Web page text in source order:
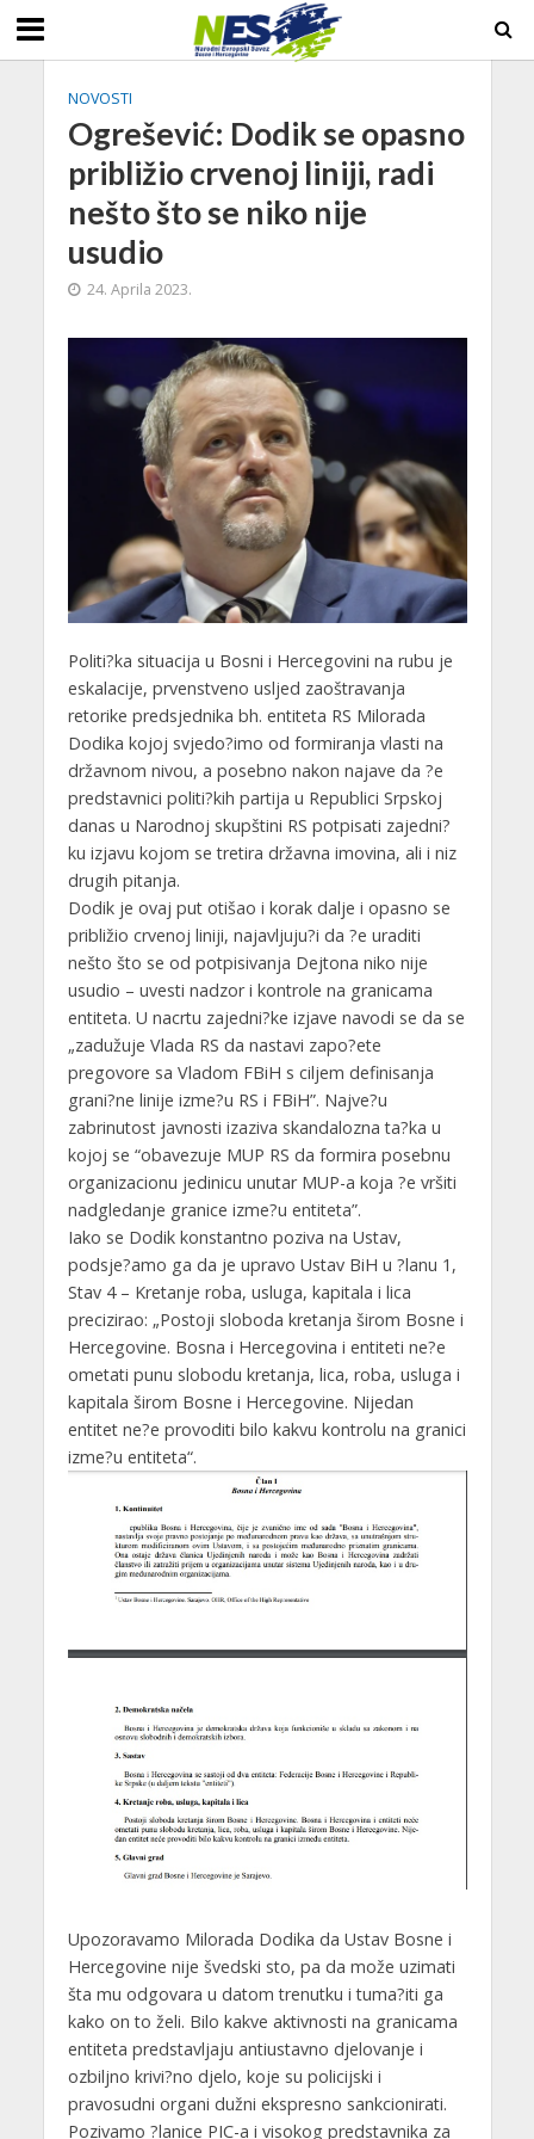
NOVOSTI
Ogrešević: Dodik se opasno
približio crvenoj liniji, radi
nešto što se niko nije
usudio
24. Aprila 2023.
Politi?ka situacija u Bosni i Hercegovini na rubu je
eskalacije, prvenstveno usljed zaoštravanja
retorike predsjednika bh. entiteta RS Milorada
Dodika kojoj svjedo?imo od formiranja vlasti na
državnom nivou, a posebno nakon najave da ?e
predstavnici politi?kih partija u Republici Srpskoj
danas u Narodnoj skupštini RS potpisati zajedni?
ku izjavu kojom se tretira državna imovina, ali i niz
drugih pitanja.
Dodik je ovaj put otišao i korak dalje i opasno se
približio crvenoj liniji, najavljuju?i da ?e uraditi
nešto što se od potpisivanja Dejtona niko nije
usudio – uvesti nadzor i kontrole na granicama
entiteta. U nacrtu zajedni?ke izjave navodi se da se
„zadužuje Vlada RS da nastavi zapo?ete
pregovore sa Vladom FBiH s ciljem definisanja
grani?ne linije izme?u RS i FBiH”. Najve?u
zabrinutost javnosti izaziva skandalozna ta?ka u
kojoj se “obavezuje MUP RS da formira posebnu
organizacionu jedinicu unutar MUP-a koja ?e vršiti
nadgledanje granice izme?u entiteta”.
Iako se Dodik konstantno poziva na Ustav,
podsje?amo ga da je upravo Ustav BiH u ?lanu 1,
Stav 4 – Kretanje roba, usluga, kapitala i lica
precizirao: „Postoji sloboda kretanja širom Bosne i
Hercegovine. Bosna i Hercegovina i entiteti ne?e
ometati punu slobodu kretanja, lica, roba, usluga i
kapitala širom Bosne i Hercegovine. Nijedan
entitet ne?e provoditi bilo kakvu kontrolu na granici
izme?u entiteta“.
Upozoravamo Milorada Dodika da Ustav Bosne i
Hercegovine nije švedski sto, pa da može uzimati
šta mu odgovara u datom trenutku i tuma?iti ga
kako on to želi. Bilo kakve aktivnosti na granicama
entiteta predstavljaju antiustavno djelovanje i
ozbiljno krivi?no djelo, koje su policijski i
pravosudni organi dužni ekspresno sankcionirati.
Pozivamo ?lanice PIC-a i visokog predstavnika za